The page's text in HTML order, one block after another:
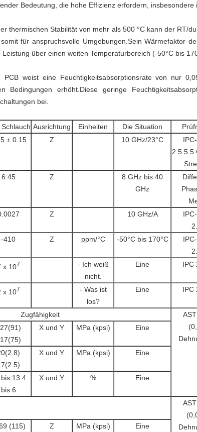
Bedeutung, die hohe Effizienz erfordern,
thermischen Stabilität von mehr als 500 °C kann der RT/
für anspruchsvolle Umgebungen.Sein Wärmefaktor
über einen weiten Temperaturbereich (-50°C bis
PCB weist eine Feuchtigkeitsabsorptionsrate von nur
Bedingungen erhöht.Diese geringe
bei.
Schlauch Ausrichtung Einheiten Die Situation
± 0.15 Z 10 GHz/23°C
2.5.5.5
6.45 Z
8 GHz bis 40
GHz
Z 10 GHz/A
-410 Z ppm/°C -50°C bis 170°C
x 107
- Ich weiß
nicht.
Eine IPC
x 107
- Was ist
los?
Eine IPC
Zugfähigkeit
X und Y MPa (kpsi) Eine
X und Y MPa (kpsi) Eine
13 4
bis 6
X und Y % Eine
(115) Z MPa (kpsi)
Eine